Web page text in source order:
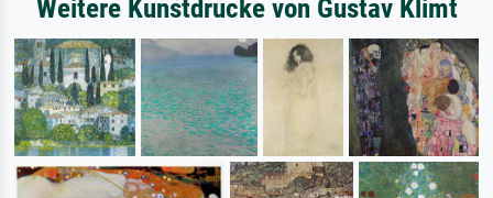
Weitere Kunstdrucke von Gustav Klimt